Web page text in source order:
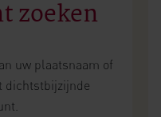
zoeken
uw plaatsnaam of
dichtstbijzijnde